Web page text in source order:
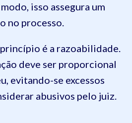
isso assegura um
no processo.
é a razoabilidade.
deve ser proporcional
evitando-se excessos
abusivos pelo juiz.